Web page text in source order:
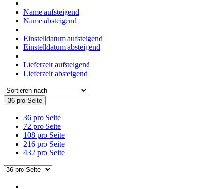
Name aufsteigend
Name absteigend
Einstelldatum aufsteigend
Einstelldatum absteigend
Lieferzeit aufsteigend
Lieferzeit absteigend
36 pro Seite
36 pro Seite
72 pro Seite
108 pro Seite
216 pro Seite
432 pro Seite